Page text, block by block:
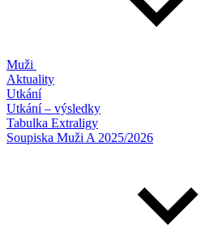
Muži
Aktuality
Utkání
Utkání – výsledky
Tabulka Extraligy
Soupiska Muži A 2025/2026